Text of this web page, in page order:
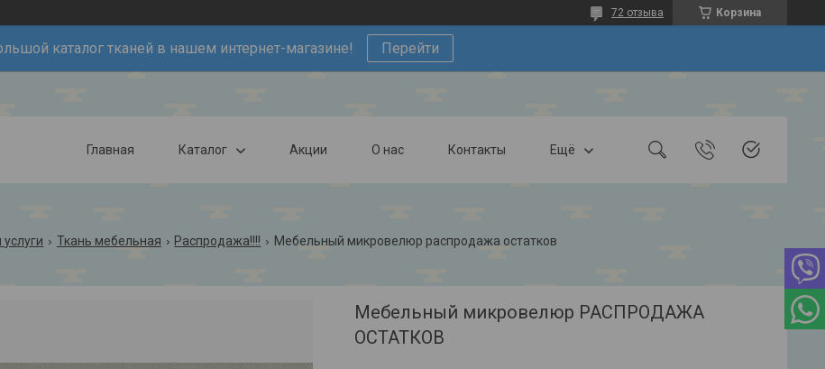
Корзина
72 отзыва
каталог тканей в нашем интернет-магазине! Перейти
Главная Каталог Акции О нас Контакты Ещё
Ткань мебельная Распродажа!!!! Мебельный микровелюр распродажа остатков
Мебельный микровелюр РАСПРОДАЖА
ОСТАТКОВ